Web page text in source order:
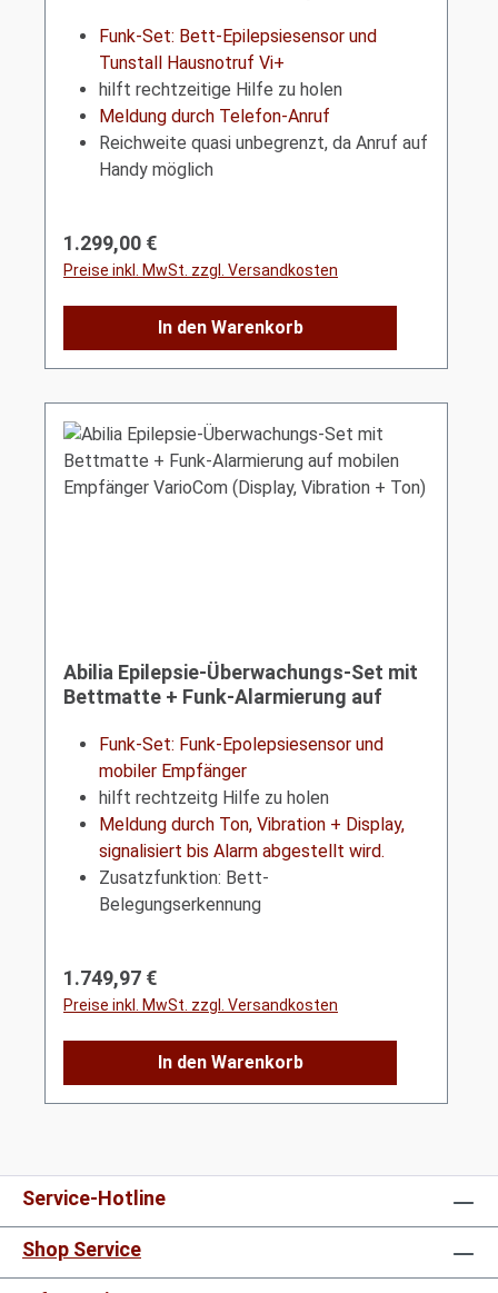
Funk-Set: Bett-Epilepsiesensor und
Tunstall Hausnotruf Vi+
hilft rechtzeitige Hilfe zu holen
Meldung durch Telefon-Anruf
Reichweite quasi unbegrenzt, da Anruf auf
Handy möglich
Regulärer Preis:
1.299,00 €
Preise inkl. MwSt. zzgl. Versandkosten
In den Warenkorb
Abilia Epilepsie-Überwachungs-Set mit
Bettmatte + Funk-Alarmierung auf
Vibration + Ton)
Funk-Set: Funk-Epolepsiesensor und
mobiler Empfänger
hilft rechtzeitg Hilfe zu holen
Meldung durch Ton, Vibration + Display,
signalisiert bis Alarm abgestellt wird.
Zusatzfunktion: Bett-
Belegungserkennung
Regulärer Preis:
1.749,97 €
Preise inkl. MwSt. zzgl. Versandkosten
In den Warenkorb
Service-Hotline
Shop Service